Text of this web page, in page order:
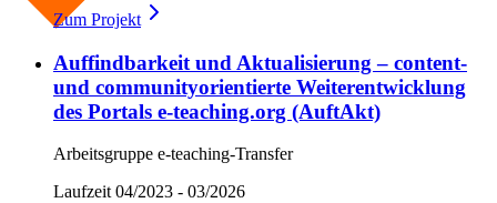
Zum Projekt
Auffindbarkeit und Aktualisierung – content-
und communityorientierte Weiterentwicklung
des Portals e‑teaching.org (AuftAkt)
Arbeitsgruppe e-teaching-Transfer
Laufzeit 04/2023 - 03/2026